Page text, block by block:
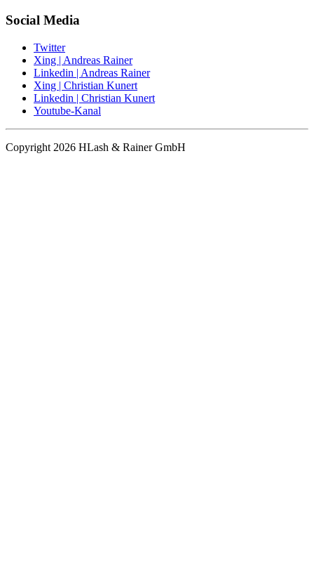
Social Media
Twitter
Xing | Andreas Rainer
Linkedin | Andreas Rainer
Xing | Christian Kunert
Linkedin | Christian Kunert
Youtube-Kanal
Copyright 2026 HLash & Rainer GmbH